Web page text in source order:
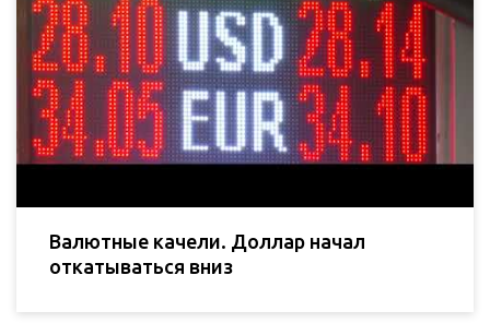
Валютные качели. Доллар начал
откатываться вниз